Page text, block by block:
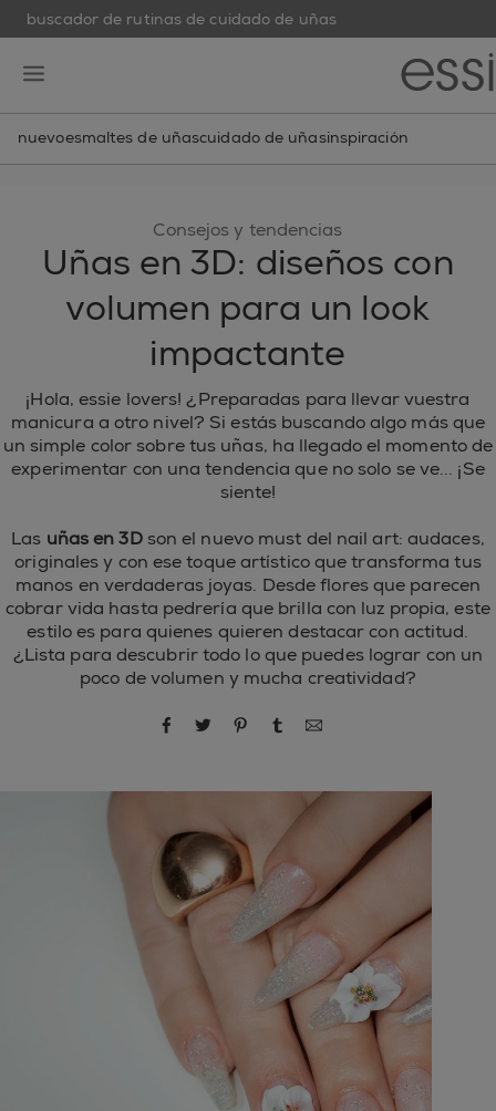
buscador de rutinas de cuidado de uñas
nuevoesmaltes de uñascuidado de uñasinspiración
Consejos y tendencias
Uñas en 3D: diseños con
volumen para un look
impactante
¡Hola, essie lovers! ¿Preparadas para llevar vuestra
manicura a otro nivel? Si estás buscando algo más que
un simple color sobre tus uñas, ha llegado el momento de
experimentar con una tendencia que no solo se ve... ¡Se
siente!
Las uñas en 3Dson el nuevo must del nail art: audaces,
originales y con ese toque artístico que transforma tus
manos en verdaderas joyas. Desde flores que parecen
cobrar vida hasta pedrería que brilla con luz propia, este
estilo es para quienes quieren destacar con actitud.
¿Lista para descubrir todo lo que puedes lograr con un
poco de volumen y mucha creatividad?
compartir por Facebook
compartir por Twitter
compartir por Pinterest
compartir por Tumblr
compartir por